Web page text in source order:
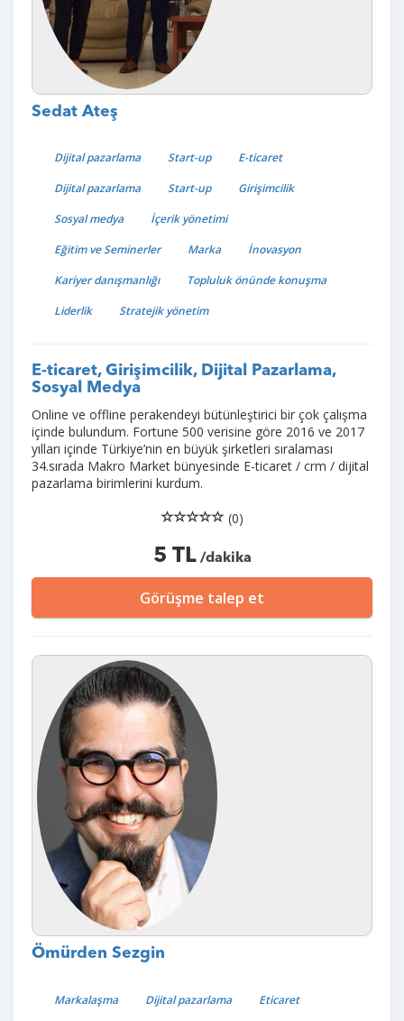
Sedat Ateş
Dijital pazarlama Start-up
E-ticaret
Dijital pazarlama
Start-up
Girişimcilik
Sosyal medya
İçerik yönetimi
Eğitim ve Seminerler
Marka
İnovasyon
Kariyer danışmanlığı
Topluluk önünde konuşma
Liderlik
Stratejik yönetim
E-ticaret, Girişimcilik, Dijital Pazarlama,
Sosyal Medya
Online ve offline perakendeyi bütünleştirici bir çok çalışma
içinde bulundum. Fortune 500 verisine göre 2016 ve 2017
yılları içinde Türkiye’nin en büyük şirketleri sıralaması
34.sırada Makro Market bünyesinde E-ticaret / crm / dijital
pazarlama birimlerini kurdum.
(0)
5 TL/dakika
Görüşme talep et
Ömürden Sezgin
Markalaşma Dijital pazarlama
Eticaret